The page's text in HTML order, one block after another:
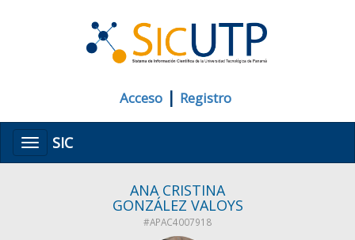
Acceso | Registro
MenúSIC
ANA CRISTINA
GONZÁLEZ VALOYS
#APAC4007918